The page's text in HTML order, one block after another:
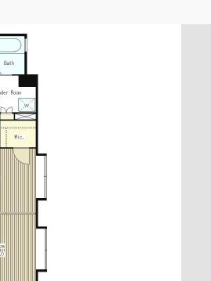
ニュースリリース
地図から探す
キーワードから探す
新着情報から探す
ニュースから探す
RESIDENT FIRST
よくあるご質問
社宅紹介
【仲介会社様向け】当社仲介
事業部取り扱い物件入居申
込